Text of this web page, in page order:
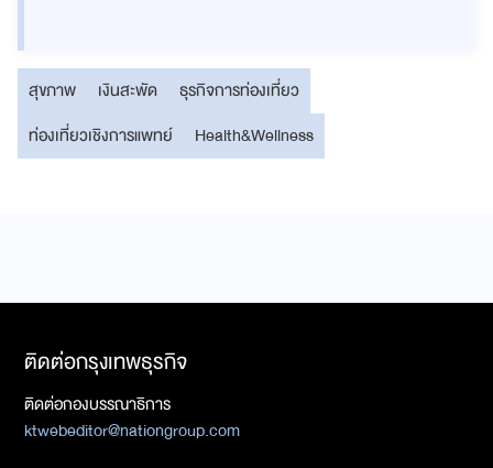
สุขภาพ เงินสะพัด
ธุรกิจการท่องเที่ยว
ท่องเที่ยวเชิงการแพทย์
Health&Wellness
ติดต่อกรุงเทพธุรกิจ
ติดต่อกองบรรณาธิการ
ktwebeditor@nationgroup.com